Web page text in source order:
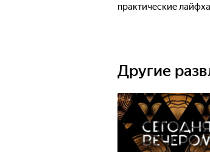
практические
Другие